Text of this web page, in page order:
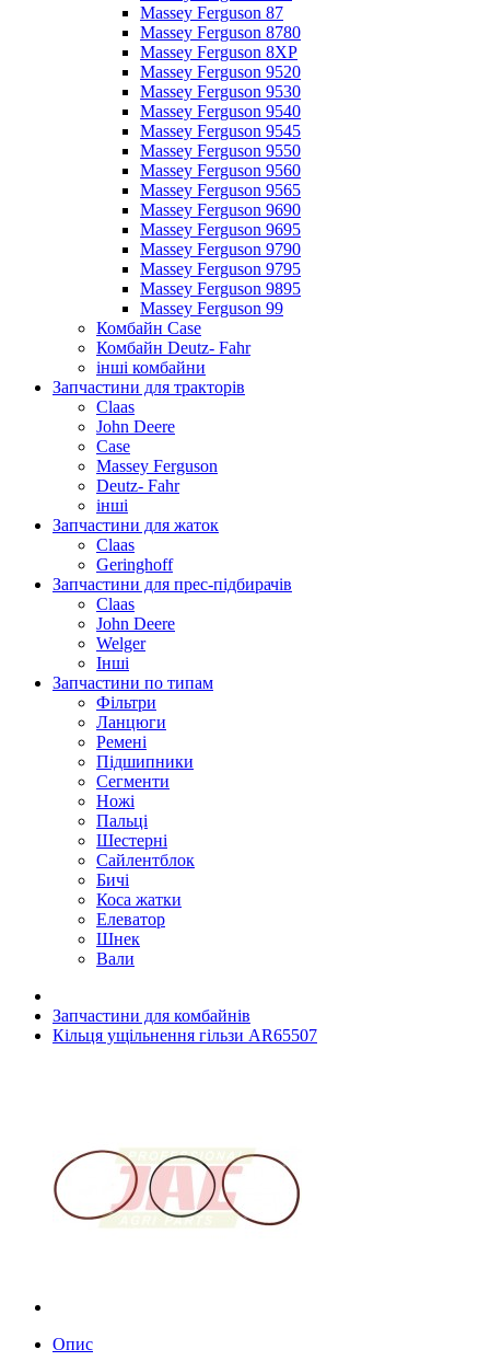
Massey Ferguson 87
Massey Ferguson 8780
Massey Ferguson 8XP
Massey Ferguson 9520
Massey Ferguson 9530
Massey Ferguson 9540
Massey Ferguson 9545
Massey Ferguson 9550
Massey Ferguson 9560
Massey Ferguson 9565
Massey Ferguson 9690
Massey Ferguson 9695
Massey Ferguson 9790
Massey Ferguson 9795
Massey Ferguson 9895
Massey Ferguson 99
Комбайн Case
Комбайн Deutz- Fahr
інші комбайни
Запчастини для тракторів
Claas
John Deere
Case
Massey Ferguson
Deutz- Fahr
інші
Запчастини для жаток
Claas
Geringhoff
Запчастини для прес-підбирачів
Claas
John Deere
Welger
Інші
Запчастини по типам
Фільтри
Ланцюги
Ремені
Підшипники
Сегменти
Ножі
Пальці
Шестерні
Сайлентблок
Бичі
Коса жатки
Елеватор
Шнек
Вали
Запчастини для комбайнів
Кільця ущільнення гільзи AR65507
Опис